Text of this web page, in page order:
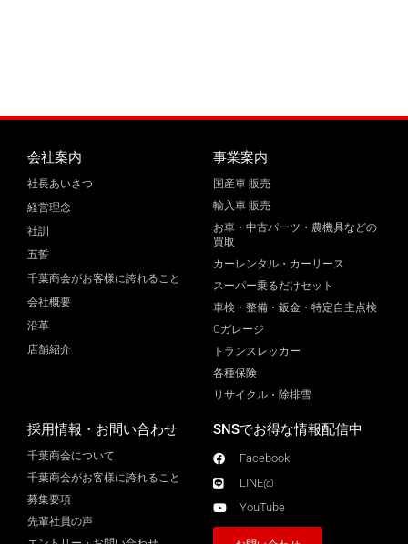
会社案内
社長あいさつ
経営理念
社訓
五誓
千葉商会がお客様に誇れること
会社概要
沿革
店舗紹介
事業案内
国産車 販売
輸入車 販売
お車・中古パーツ・農機具などの
買取
カーレンタル・カーリース
スーパー乗るだけセット
車検・整備・鈑金・特定自主点検
Cガレージ
トランスレッカー
各種保険
リサイクル・除排雪
採用情報・お問い合わせ
千葉商会について
千葉商会がお客様に誇れること​
募集要項
先輩社員の声
SNSでお得な情報配信中
Facebook
LINE@
YouTube